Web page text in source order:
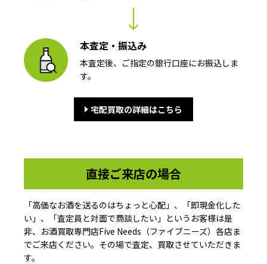
本査定・振込み
本査定後、ご指定の銀行口座にお振込しま
す。
宅配買取の詳細はこちら
直接ご来店の場合
「高価なお酒を送るのはちょっと心配」、「即現金化した
い」、「査定員と対面で商談したい」というお客様は是
非、お酒買取専門店Five Needs（ファイブニーズ）各店ま
でご来店ください。その場で査定、買取させていただきま
す。